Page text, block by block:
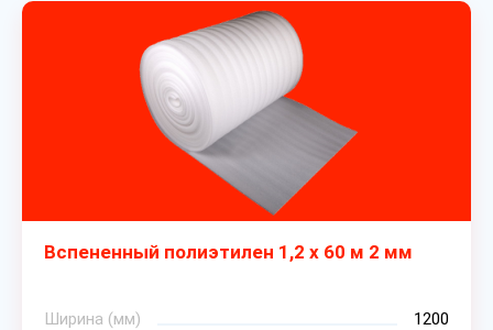
Вспененный полиэтилен 1,2 х 60 м 2 мм
Ширина (мм)
1200